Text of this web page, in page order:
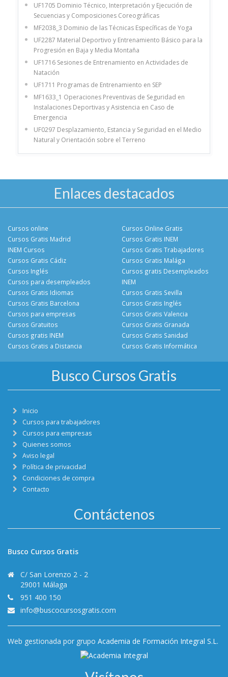
UF1705 Dominio Técnico, Interpretación y Ejecución de
Secuencias y Composiciones Coreográficas
MF2038_3 Dominio de las Técnicas Específicas de Yoga
UF2287 Material Deportivo y Entrenamiento Básico para la
Progresión en Baja y Media Montaña
UF1716 Sesiones de Entrenamiento en Actividades de
Natación
UF1711 Programas de Entrenamiento en SEP
MF1633_1 Operaciones Preventivas de Seguridad en
Instalaciones Deportivas y Asistencia en Caso de
Emergencia
UF0297 Desplazamiento, Estancia y Seguridad en el Medio
Natural y Orientación sobre el Terreno
Enlaces destacados
Cursos online
Cursos Gratis Madrid
INEM Cursos
Cursos Gratis Cádiz
Cursos Online Gratis
Cursos Gratis INEM
Cursos Gratis Trabajadores
Cursos Gratis Malága
Cursos Inglés
Cursos para desempleados
Cursos Gratis Idiomas
Cursos Gratis Barcelona
Cursos gratis Desempleados
INEM
Cursos Gratis Sevilla
Cursos Gratis Inglés
Cursos para empresas
Cursos Gratuitos
Cursos gratis INEM
Cursos Gratis a Distancia
Cursos Gratis Valencia
Cursos Gratis Granada
Cursos Gratis Sanidad
Cursos Gratis Informática
Busco Cursos Gratis
Inicio
Cursos para trabajadores
Cursos para empresas
Quienes somos
Aviso legal
Política de privacidad
Condiciones de compra
Contacto
Contáctenos
Busco Cursos Gratis
C/ San Lorenzo 2 - 2
29001 Málaga
951 400 150
info@buscocursosgratis.com
Web gestionada por grupo Academia de Formación Integral S.L.